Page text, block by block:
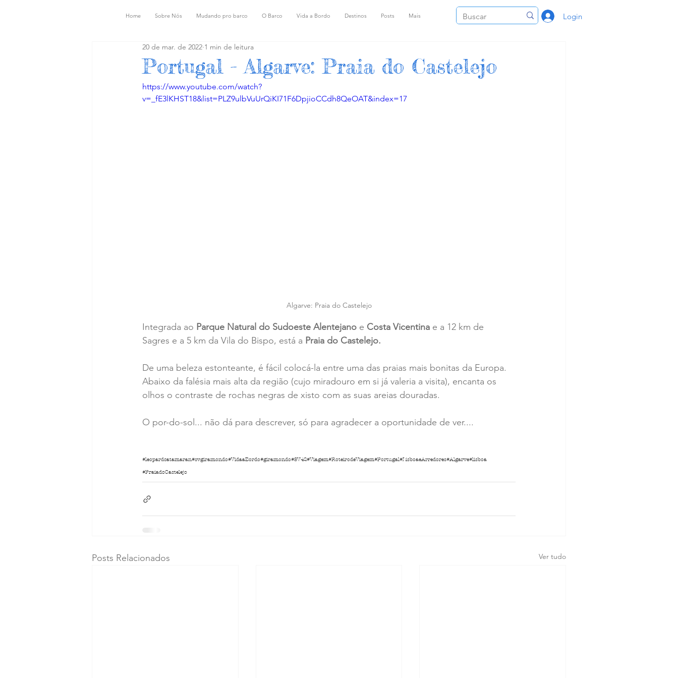
Home Sobre Nós Mudando pro barco O Barco Vida a Bordo Destinos Posts Mais Login
Portugal - Algarve: Praia do Castelejo
20 de mar. de 2022 1 min de leitura
https://www.youtube.com/watch?
v=_fE3lKHST18&list=PLZ9ulbVuUrQiKI71F6DpjioCCdh8QeOAT&index=17
Algarve: Praia do Castelejo
Integrada ao Parque Natural do Sudoeste Alentejano e Costa Vicentina e a 12 km de
Sagres e a 5 km da Vila do Bispo, está a Praia do Castelejo.
De uma beleza estonteante, é fácil colocá-la entre uma das praias mais bonitas da Europa.
Abaixo da falésia mais alta da região (cujo miradouro em si já valeria a visita), encanta os
olhos o contraste de rochas negras de xisto com as suas areias douradas.
O por-do-sol... não dá para descrever, só para agradecer a oportunidade de ver....
#leopardcatamaran#svgiramondo#VidaaBordo#giramondo#SV42#Viagem#RoteirodeViagem#Portugal#LisboaeArredores#Algarve#lisboa
#PraiadoCastelejo
Posts Relacionados Ver tudo